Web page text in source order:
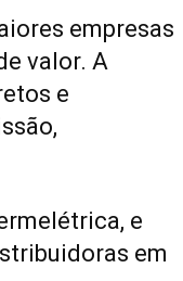
empresas
valor. A
e
e
em